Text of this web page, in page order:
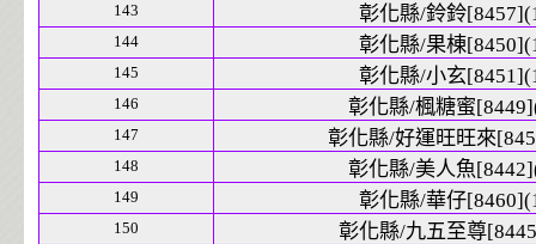
143 彰化縣/鈴鈴
144 彰化縣/果棟
145 彰化縣/小玄
146 彰化縣/楓糖蜜
147 彰化縣/好運旺旺來
148 彰化縣/美人魚
149 彰化縣/華仔
150 彰化縣/九五至尊